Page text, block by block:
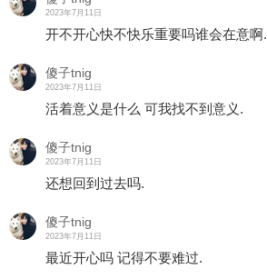
2023年7月11日
开不开心快不快乐重要吗谁会在意啊.
傻子tnig
2023年7月11日
活着意义是什么 可我找不到意义.
傻子tnig
2023年7月11日
还想回到过去吗.
傻子tnig
2023年7月11日
最近开心吗 记得不要难过.